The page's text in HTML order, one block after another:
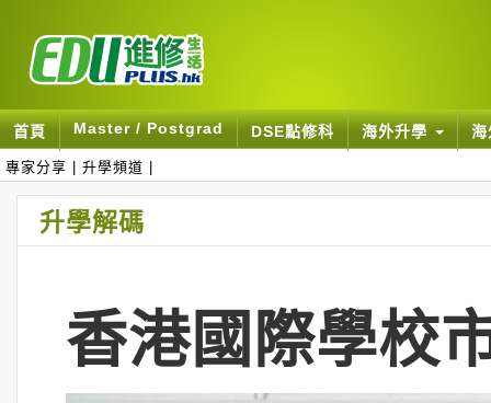
首頁 Master / Postgrad DSE點修科 海外升學
專家分享 升學頻道
升學解碼
香港國際學校